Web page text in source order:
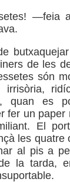
—feia
de les
són
irrisòria,
quan es
fer un
El
les
al pis a
la tarda,